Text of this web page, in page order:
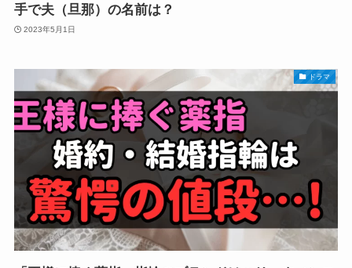
手で夫（旦那）の名前は？
2023年5月1日
ドラマ